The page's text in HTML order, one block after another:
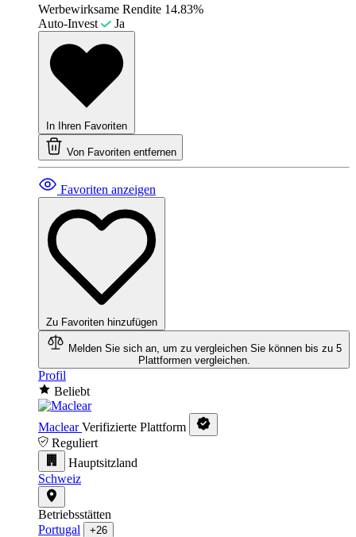
Werbewirksame Rendite 14.83%
Auto-Invest
Ja
In Ihren Favoriten
Von Favoriten entfernen
Favoriten anzeigen
Zu Favoriten hinzufügen
Melden Sie sich an, um zu vergleichen Sie können bis zu 5
Plattformen vergleichen.
Profil
Beliebt
Maclear Verifizierte Plattform
Reguliert
Hauptsitzland
Schweiz
Betriebsstätten
Portugal
+26